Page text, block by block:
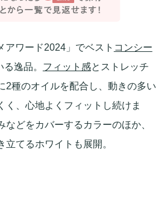
アワード2024」でベスト コンシー
逸品。 フィット感とストレッチ
2種のオイルを配合し、動きの多い
く、心地よくフィットし続けま
どをカバーするカラーのほか、
てるホワイトも展開。